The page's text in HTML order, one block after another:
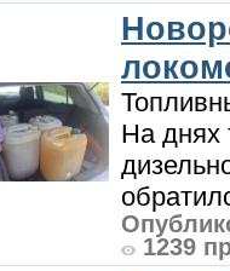
На днях
1239